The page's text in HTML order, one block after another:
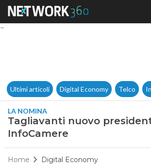
Tagliavanti
Ultimi articoli Digital Economy Telco
LA NOMINA
Tagliavanti nuovo
InfoCamere
Home Digital Economy